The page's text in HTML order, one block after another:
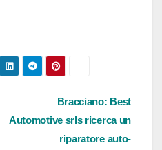
Bracciano: Best
Automotive srls ricerca un
riparatore auto-